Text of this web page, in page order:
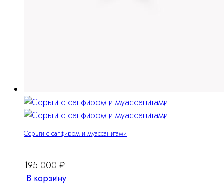
Серьги с сапфиром и муассанитами
195 000 ₽
В корзину